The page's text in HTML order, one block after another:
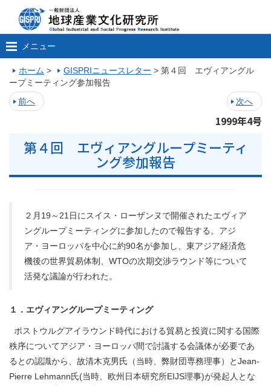
メニュー
ホーム > GISPRIニュースレター > 第４回 エヴィアングル
ープミーティング参加報告
前へ
次へ
1999年4号
第４回 エヴィアングループミーティ
ング参加報告
２月19～21日にスイス・ローザンヌで開催されたエヴィア
ングループミーティングに参加したので報告する。アジ
ア・ヨーロッパを中心に約90名が参加し、東アジア経済危
機後の世界貿易体制、WTOの次期交渉ラウンド等について
活発な議論が行われた。
１．エヴィアングループミーティング
ポストウルグアイラウンド時代における貿易と投資に関する国際
秩序についてアジア・ヨーロッパ間で討議する会議体が必要であ
るとの認識から、故清木克男氏（当時、弊財団専務理事）とJean-
Pierre Lehmann氏(当時、欧州日本研究所EIJS理事)が発起人とな